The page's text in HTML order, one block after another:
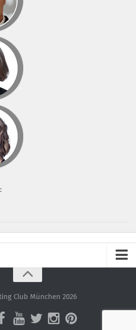
Club München 2026